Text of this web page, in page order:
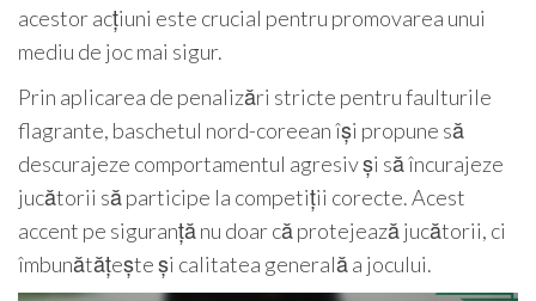
acestor acțiuni este crucial pentru promovarea unui
mediu de joc mai sigur.
Prin aplicarea de penalizări stricte pentru faulturile
flagrante, baschetul nord-coreean își propune să
descurajeze comportamentul agresiv și să încurajeze
jucătorii să participe la competiții corecte. Acest
accent pe siguranță nu doar că protejează jucătorii, ci
îmbunătățește și calitatea generală a jocului.